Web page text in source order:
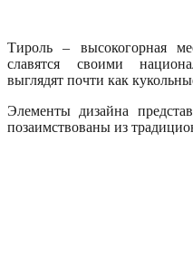
Тироль – высокогорная
славятся своими
выглядят почти как
Элементы дизайна
позаимствованы из